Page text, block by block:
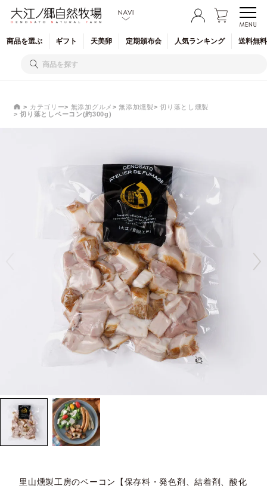
商品を選ぶ ギフト 天美卵 定期頒布会 人気ランキング 送料無
カテゴリー 無添加グルメ 無添加燻製
切り落とし燻製
切り落としベーコン(約300g)
里山燻製工房のベーコン【保存料・発色剤、結着剤、酸化